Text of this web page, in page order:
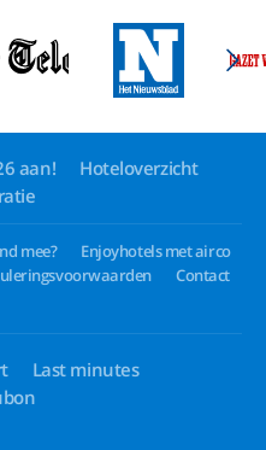
aan!
Hoteloverzicht
mee?
Enjoyhotels met airco
Contact
Last minutes